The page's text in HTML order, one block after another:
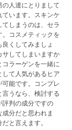
人達にとりまして
います。スキンケ
しまうのは、セラ
コスメティックを
くしてみましょ
してしまいますか
ラーゲンを一緒に
て人気があるヒア
能です。コンプレ
うなら、検討する
判の成分ですの
分だと思われま
と言えます。